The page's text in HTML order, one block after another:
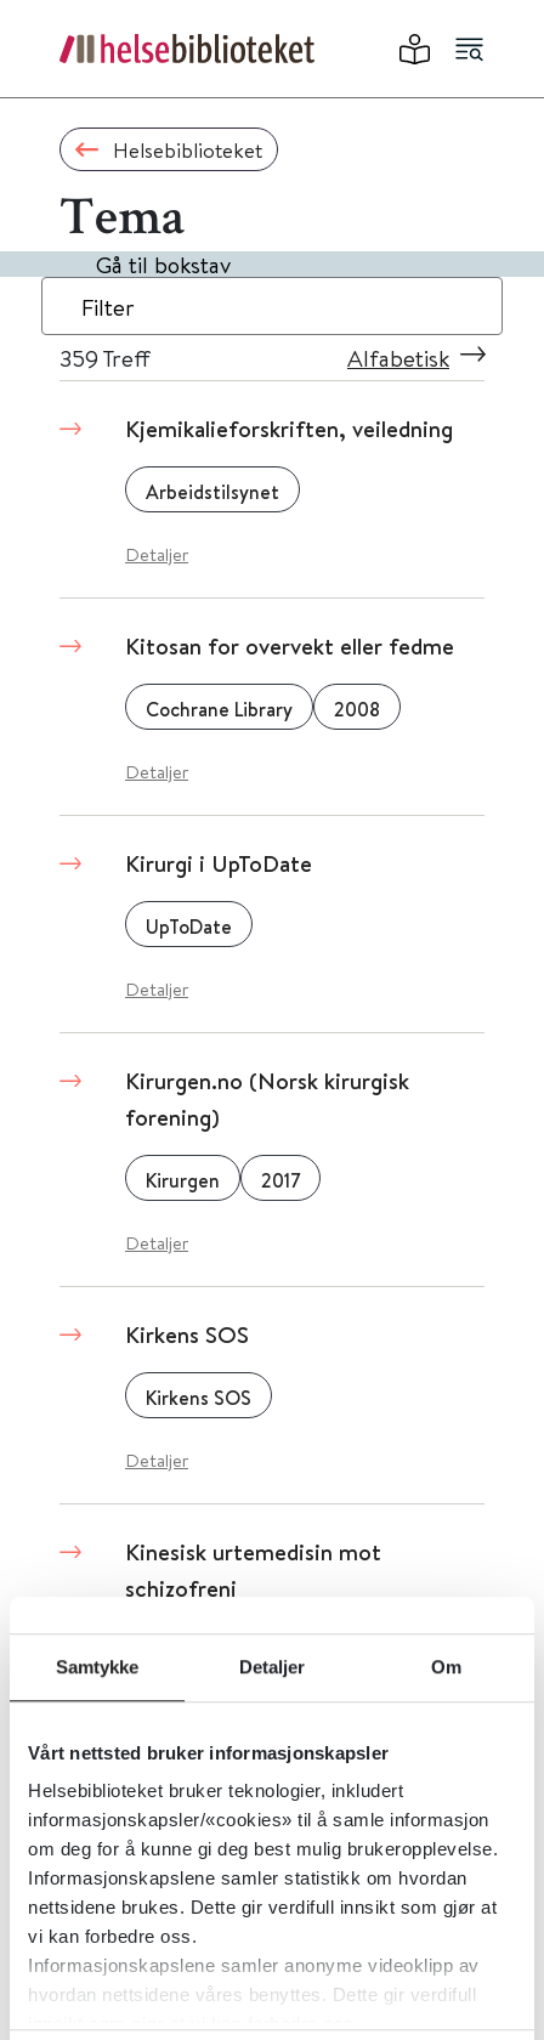
Samtykke Detaljer Om
Vårt nettsted bruker informasjonskapsler
Helsebiblioteket bruker teknologier, inkludert
informasjonskapsler/«cookies» til å samle informasjon
om deg for å kunne gi deg best mulig brukeropplevelse.
Informasjonskapslene samler statistikk om hvordan
nettsidene brukes. Dette gir verdifull innsikt som gjør at
vi kan forbedre oss.
Informasjonskapslene samler anonyme videoklipp av
hvordan nettsidene våres benyttes. Dette gir verdifull
Helsebiblioteket
Tema
Gå til bokstav
Filter
359 Treff Alfabetisk
Kjemikalieforskriften, veiledning
Arbeidstilsynet
Detaljer
Kitosan for overvekt eller fedme
Cochrane Library 2008
Detaljer
Kirurgi i UpToDate
UpToDate
Detaljer
Kirurgen.no (Norsk kirurgisk
forening)
Kirurgen 2017
Detaljer
Kirkens SOS
Kirkens SOS
Detaljer
Kinesisk urtemedisin mot
schizofreni
Kilder til oppsummert forskning
2019
Detaljer
Kilder til forskningsbasert